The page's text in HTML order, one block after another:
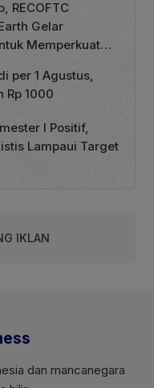
RECOFTC
Gelar
Memperkuat
per 1 Agustus,
Rp 1000
I Positif,
Lampaui Target
IKLAN
dan mancanegara